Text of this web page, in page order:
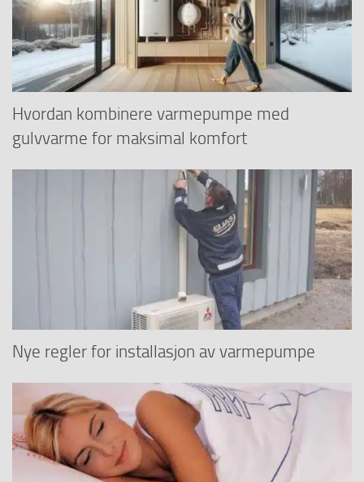
Hvordan kombinere varmepumpe med
gulvvarme for maksimal komfort
Nye regler for installasjon av varmepumpe